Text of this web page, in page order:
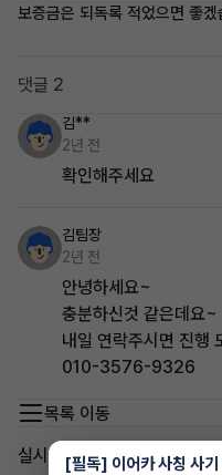
보증금은 되독록 적었으면 좋겠
댓글 2
김**
2년 전
확인해주세요
김팀장
2년 전
안녕하세요~
충분하신것 같은데요~
내일 연락주시면 진행
010-3576-9326
목록 이동
실시간 인기글[필독] 이어카 사칭 사기